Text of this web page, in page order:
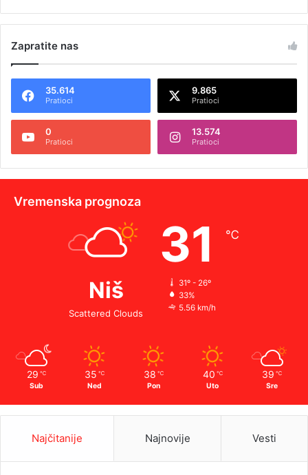
Zapratite nas
35.614
Pratioci
9.865
Pratioci
0
Pratioci
13.574
Pratioci
Vremenska prognoza
Niš
Scattered Clouds
31 ℃
31º - 26º
33%
5.56 km/h
29 ℃
Sub
35 ℃
Ned
38 ℃
Pon
40 ℃
Uto
39 ℃
Sre
Najčitanije Najnovije Vesti